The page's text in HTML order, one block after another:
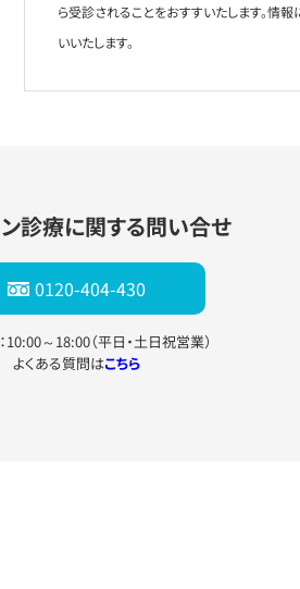
ら受診されることをおすすいたします。情
いいたします。
診療に関する問い合せ
0120-404-430
10:00～18:00（平日・土日祝営業）
よくある質問はこちら